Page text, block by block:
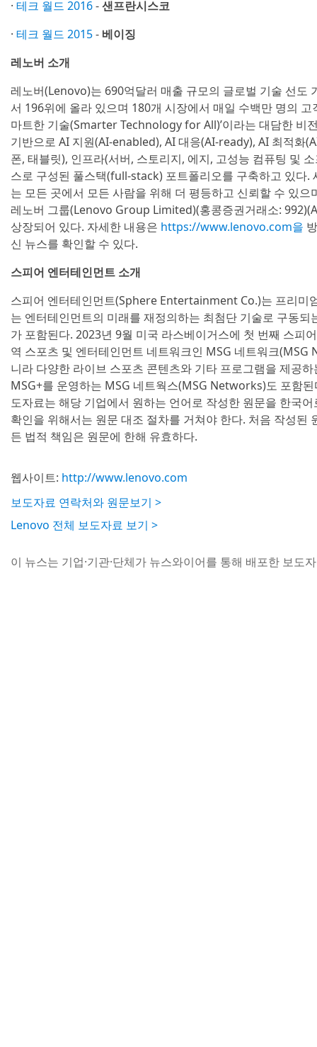
· 테크 월드 2016-샌프란시스코
· 테크 월드 2015- 베이징
레노버 소개
레노버(Lenovo)는 690억달러 매출 규모의 글로벌 기술 선
서 196위에 올라 있으며 180개 시장에서 매일 수백만 명의
마트한 기술(Smarter Technology for All)’이라는 대담한 비
기반으로 AI 지원(AI-enabled), AI 대응(AI-ready), AI 최적화
폰, 태블릿), 인프라(서버, 스토리지, 에지, 고성능 컴퓨팅 및
스로 구성된 풀스택(full-stack) 포트폴리오를 구축하고 있다
는 모든 곳에서 모든 사람을 위해 더 평등하고 신뢰할 수 있
레노버 그룹(Lenovo Group Limited)(홍콩증권거래소:
상장되어 있다. 자세한 내용은 https://www.lenovo.com을
신 뉴스를 확인할 수 있다.
스피어 엔터테인먼트 소개
스피어 엔터테인먼트(Sphere Entertainment Co.)는 프리미
는 엔터테인먼트의 미래를 재정의하는 최첨단 기술로 구동
가 포함된다. 2023년 9월 미국 라스베이거스에 첫 번째 스피
역 스포츠 및 엔터테인먼트 네트워크인 MSG 네트워크
니라 다양한 라이브 스포츠 콘텐츠와 기타 프로그램을 제공
MSG+를 운영하는 MSG 네트웍스(MSG Networks)도 포
도자료는 해당 기업에서 원하는 언어로 작성한 원문을 한국
확인을 위해서는 원문 대조 절차를 거쳐야 한다. 처음 작성
든 법적 책임은 원문에 한해 유효하다.
웹사이트: http://www.lenovo.com
보도자료 연락처와 원문보기 >
Lenovo 전체 보도자료 보기 >
이 뉴스는 기업·기관·단체가 뉴스와이어를 통해 배포한 보도